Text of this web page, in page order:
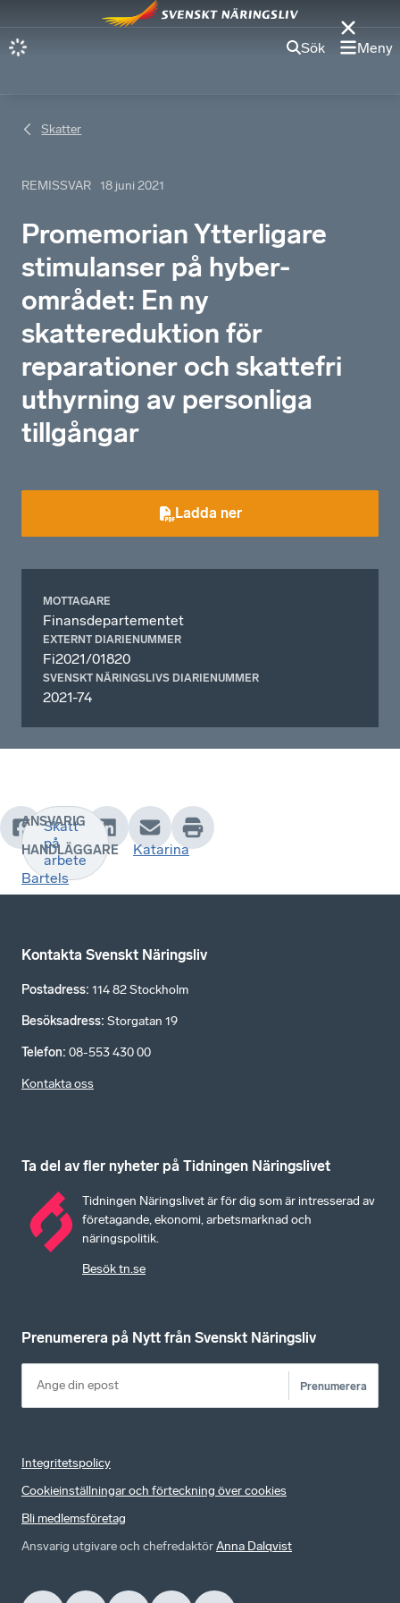
Sök Meny
Skatter
REMISSVAR 18 juni 2021
Promemorian Ytterligare
stimulanser på hyber-
området: En ny
skattereduktion för
reparationer och skattefri
uthyrning av personliga
tillgångar
Ladda ner
MOTTAGARE
Finansdepartementet
EXTERNT DIARIENUMMER
Fi2021/01820
SVENSKT NÄRINGSLIVS DIARIENUMMER
2021-74
.
Skatt
på
arbete
ANSVARIG
HANDLÄGGARE
Katarina
Bartels
Kontakta Svenskt Näringsliv
Postadress: 114 82 Stockholm
Besöksadress: Storgatan 19
Telefon: 08-553 430 00
Kontakta oss
Ta del av fler nyheter på Tidningen Näringslivet
Tidningen Näringslivet är för dig som är intresserad av
företagande, ekonomi, arbetsmarknad och
näringspolitik.
Besök tn.se
Prenumerera på Nytt från Svenskt Näringsliv
Prenumerera
Integritetspolicy
Cookieinställningar och förteckning över cookies
Bli medlemsföretag
Ansvarig utgivare och chefredaktörAnna Dalqvist